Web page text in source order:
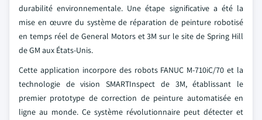
durabilité environnementale. Une étape significative a été la
mise en œuvre du système de réparation de peinture robotisé
en temps réel de General Motors et 3M sur le site de Spring Hill
de GM aux États-Unis.
Cette application incorpore des robots FANUC M-710iC/70 et la
technologie de vision SMARTInspect de 3M, établissant le
premier prototype de correction de peinture automatisée en
ligne au monde. Ce système révolutionnaire peut détecter et